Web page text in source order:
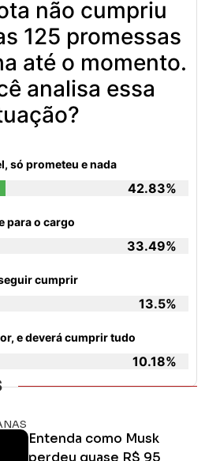
não cumpriu
125 promessas
até o momento.
analisa essa
só prometeu e nada
42.83%
para o cargo
33.49%
cumprir
13.5%
e deverá cumprir tudo
10.18%
Entenda como Musk
perdeu quase R$ 95